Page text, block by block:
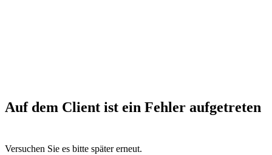
Auf dem Client ist ein Fehler aufgetreten
Versuchen Sie es bitte später erneut.